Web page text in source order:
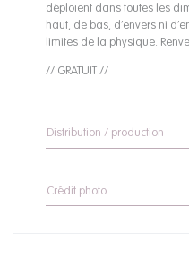
déploient dans toutes les
haut, de bas, d’envers ni
limites de la physique.
// GRATUIT //
Distribution / production
Crédit photo